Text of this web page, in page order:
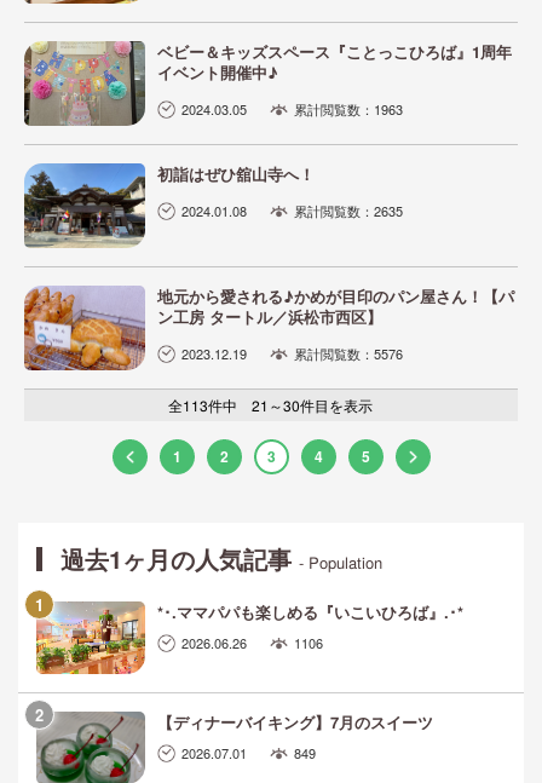
ベビー＆キッズスペース『ことっこひろば』1周年
イベント開催中♪
2024.03.05 累計閲覧数：1963
初詣はぜひ舘山寺へ！
2024.01.08 累計閲覧数：2635
地元から愛される♪かめが目印のパン屋さん！【パ
ン工房 タートル／浜松市西区】
2023.12.19 累計閲覧数：5576
全113件中 21～30件目を表示
1 2 3 4 5
過去1ヶ月の人気記事- Population
*･.ママパパも楽しめる『いこいひろば』.･*
2026.06.26 1106
【ディナーバイキング】7月のスイーツ
2026.07.01 849